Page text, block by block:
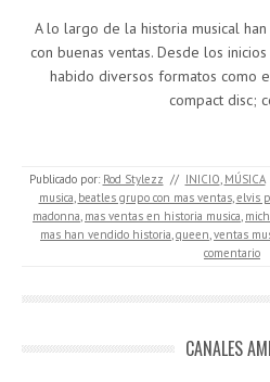
A lo largo de la historia musical
con buenas ventas. Desde los
habido diversos formatos como
compact disc;
Publicado por: Rod Stylezz // INICIO, MÚSICA
musica, beatles grupo con mas ventas,elvis
madonna, mas ventas en historia musica,
mas han vendido historia,queen,ventas
comentario
CANALES